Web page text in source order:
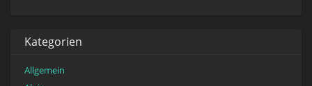
Kategorien
Allgemein